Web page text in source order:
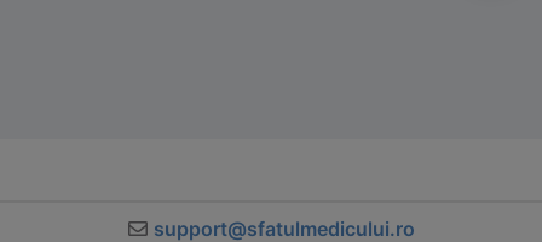
support@sfatulmedicului.ro